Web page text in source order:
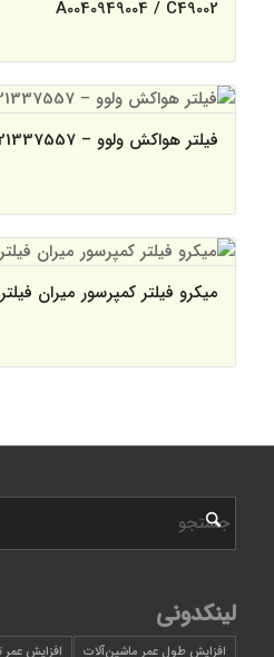
A0040949004 / C49002
فیلتر هواکش ولوو – Volvo Air Filter 21337557
میکرو فیلتر کمپرسور میران فیلتر MKO-500-Y
لینکدونی
افزایش طول عمر ماشین‌آلات
افزایش